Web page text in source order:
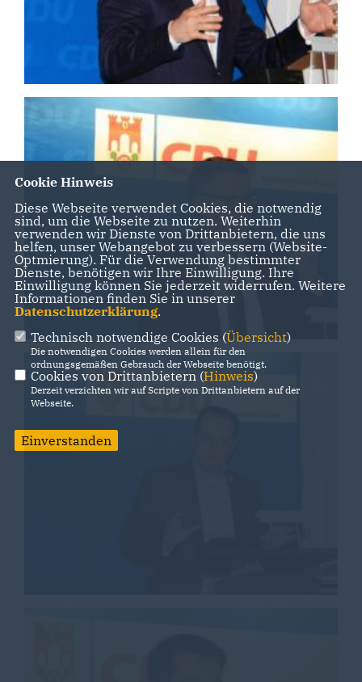
Cookie Hinweis
Diese Webseite verwendet Cookies, die notwendig
sind, um die Webseite zu nutzen. Weiterhin
verwenden wir Dienste von Drittanbietern, die uns
helfen, unser Webangebot zu verbessern (Website-
Optmierung). Für die Verwendung bestimmter
Dienste, benötigen wir Ihre Einwilligung. Ihre
Einwilligung können Sie jederzeit widerrufen. Weitere
Informationen finden Sie in unserer
Datenschutzerklärung.
Technisch notwendige Cookies (Übersicht)
Die notwendigen Cookies werden allein für den
ordnungsgemäßen Gebrauch der Webseite benötigt.
Cookies von Drittanbietern (Hinweis)
Derzeit verzichten wir auf Scripte von Drittanbietern auf der
Webseite.
Einverstanden